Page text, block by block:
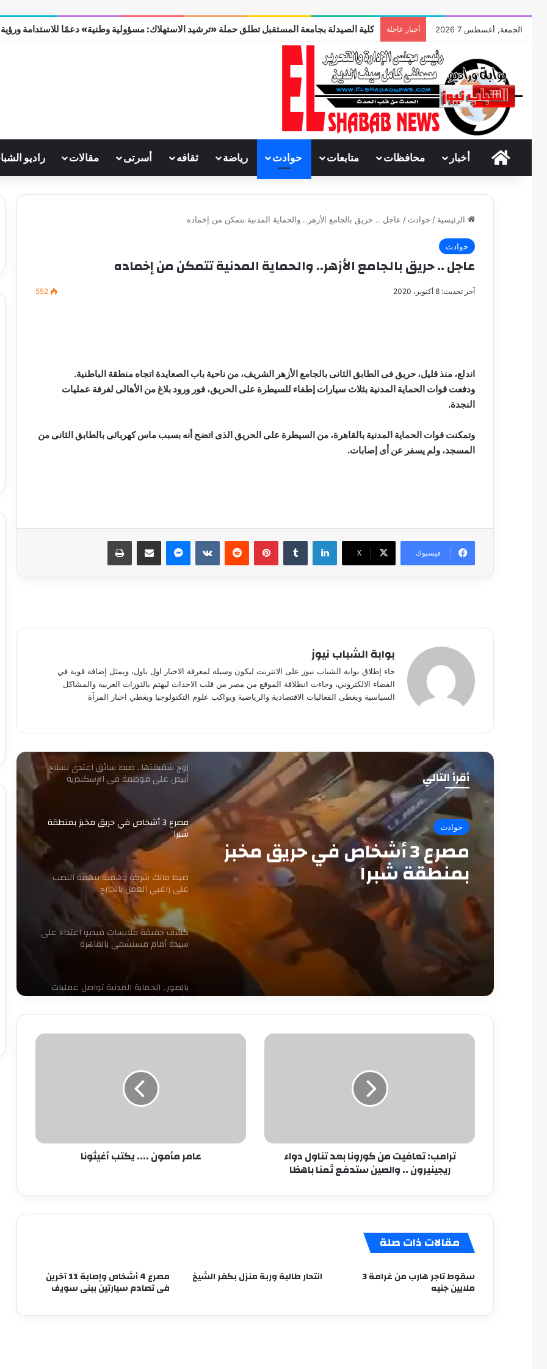
الجمعة, أغسطس 7 2026 أخبار عاجلة كلية الصيدلة بجامعة المستقبل تطلق حملة «ترشيد الاستهلاك: مسؤولية وطنية» دعمًا للاستدامة ورؤية مصر
الرئيسية
أخبار محافظات متابعات حوادث رياضة ثقافه أسرتى مقالات راديو
الرئيسية / حوادث / عاجل .. حريق بالجامع الأزهر.. والحماية المدنية تتمكن من إخماده
حوادث
عاجل .. حريق بالجامع الأزهر.. والحماية المدنية تتمكن من إخماده
آخر تحديث: 8 أكتوبر، 2020 552
اندلع، منذ قليل، حريق فى الطابق الثانى بالجامع الأزهر الشريف، من ناحية باب الصعايدة اتجاه منطقة الباطنية.
ودفعت قوات الحماية المدنية بثلاث سيارات إطفاء للسيطرة على الحريق، فور ورود بلاغ من الأهالى لغرفة عمليات
النجدة.
وتمكنت قوات الحماية المدنية بالقاهرة، من السيطرة على الحريق الذى اتضح أنه بسبب ماس كهربائى بالطابق الثانى من
المسجد، ولم يسفر عن أى إصابات.
فيسبوك ‫X
لينكدإن بينتيريست ماسنجر مشاركة عبر البريد طباعة
بوابة الشباب نيوز
جاء إطلاق بوابة الشباب نيوز على الانترنت ليكون وسيلة لمعرفة الاخبار اول باول، ويمثل إضافة قوية في
الفضاء الالكتروني، وجاءت انطلاقة الموقع من مصر من قلب الاحداث ليهتم بالثورات العربية والمشاكل
السياسية ويغطى الفعاليات الاقتصادية والرياضية ويواكب علوم التكنولوجيا ويغطي اخبار المرآة
أقرأ التالي
حوادث
مصرع 3 أشخاص في حريق مخبز
بمنطقة شبرا
كشف ملابسات ادعاء شخص باختطافه من
آخرين
الصحية
زوج شقيقتها.. ضبط سائق اعتدى بسلاح
أبيض على موظفة في الإسكندرية
مصرع 3 أشخاص في حريق مخبز بمنطقة
شبرا
ضبط مالك شركة وهمية بتهمة النصب
على راغبي العمل بالخارج
كشف حقيقة ملابسات فيديو اعتداء على
سيدة أمام مستشفى بالقاهرة
بالصور.. الحماية المدنية تواصل عمليات
إخماد حريق كورنيش مصر القديمة
كشف ملابسات ادعاء شخص باختطافه من
حبس لصوص الموبايلات في القاهرة
12 نوفمبر.. الحكم على مستريح الأدوات
أبيض على موظفة في الإسكندرية
ترامب:
..
والصين
باهظا
ترامب: تعافيت من كورونا بعد تناول دواء
ريجينيرون .. والصين ستدفع ثمنا باهظا
عامر
عامر مأمون .... يكتب أغيثونا
مقالات ذات صلة
سقوط تاجر هارب من غرامة 3
ملايين جنيه
انتحار طالبة وربة منزل بكفر الشيخ مصرع 4 أشخاص وإصابة 11 آخرين
فى تصادم سيارتين ببنى سويف
سيف
الدين
….
عطوه
كليوباترا
مصطفى كامل سيف الدين …. يكتب
مايسه عطوه كليوباترا القرن 21
سيف
الدين
….
جديدمصطفى كامل سيف الدين …. يكتب